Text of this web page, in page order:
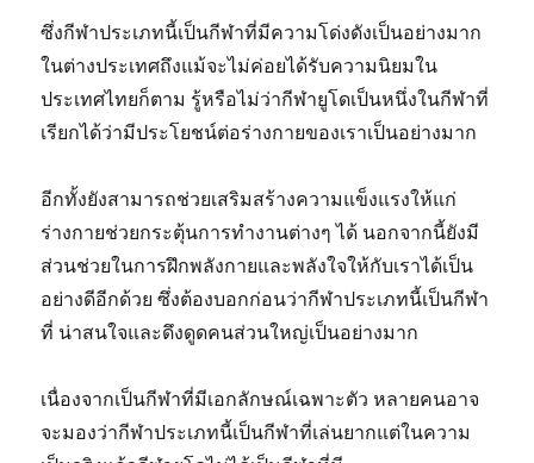
ซึ่งกีฬาประเภทนี้เป็นกีฬาที่มีความโด่งดังเป็นอย่างมาก
ในต่างประเทศถึงแม้จะไม่ค่อยได้รับความนิยมใน
ประเทศไทยก็ตาม รู้หรือไม่ว่ากีฬายูโดเป็นหนึ่งในกีฬาที่
เรียกได้ว่ามีประโยชน์ต่อร่างกายของเราเป็นอย่างมาก
อีกทั้งยังสามารถช่วยเสริมสร้างความแข็งแรงให้แก่
ร่างกายช่วยกระตุ้นการทำงานต่างๆ ได้ นอกจากนี้ยังมี
ส่วนช่วยในการฝึกพลังกายและพลังใจให้กับเราได้เป็น
อย่างดีอีกด้วย ซึ่งต้องบอกก่อนว่ากีฬาประเภทนี้เป็นกีฬา
ที่ น่าสนใจและดึงดูดคนส่วนใหญ่เป็นอย่างมาก
เนื่องจากเป็นกีฬาที่มีเอกลักษณ์เฉพาะตัว หลายคนอาจ
จะมองว่ากีฬาประเภทนี้เป็นกีฬาที่เล่นยากแต่ในความ